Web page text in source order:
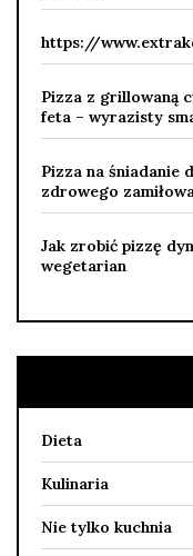
https://
Pizza z grillowaną
feta – wyrazisty
Pizza na śniadanie
zdrowego
Jak zrobić pizzę
wegetarian
Dieta
Kulinaria
Nie tylko kuchnia